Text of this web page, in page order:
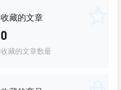
收藏的文章
0
收藏的文章数量